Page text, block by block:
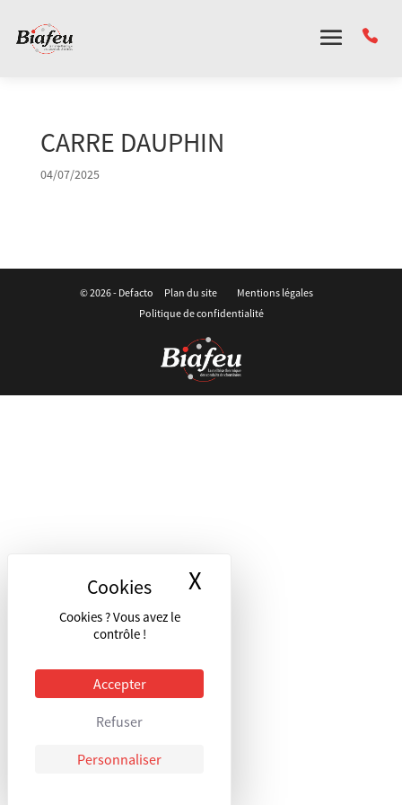
Cookies ? Vous avez le
contrôle !
Accepter
Refuser
Personnaliser
X
CARRE DAUPHIN
04/07/2025
© 2026 - Defacto Plan du site
Mentions légales
Politique de confidentialité